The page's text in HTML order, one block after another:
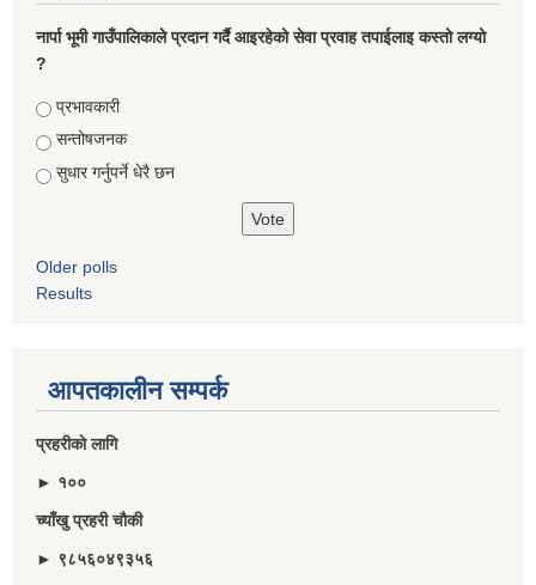
नार्पा भूमी गाउँपालिकाले प्रदान गर्दै आइरहेको सेवा प्रवाह तपाईलाइ कस्तो लग्यो
?
Choices
प्रभावकारी
सन्तोषजनक
सुधार गर्नुपर्ने धेरै छन
Older polls
Results
आपतकालीन सम्पर्क
प्रहरीकाे लागि
► १००
च्याँखु प्रहरी चाैकी
► ९८५६०४९३५६